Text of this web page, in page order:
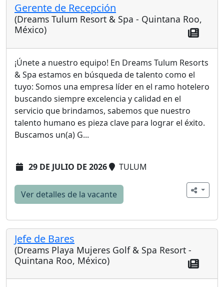
Gerente de Recepción
(Dreams Tulum Resort & Spa - Quintana Roo,
México)
¡Únete a nuestro equipo! En Dreams Tulum Resorts
& Spa estamos en búsqueda de talento como el
tuyo: Somos una empresa líder en el ramo hotelero
buscando siempre excelencia y calidad en el
servicio que brindamos, sabemos que nuestro
talento humano es pieza clave para lograr el éxito.
Buscamos un(a) G...
29 DE JULIO DE 2026 TULUM
Ver detalles de la vacante
Jefe de Bares
(Dreams Playa Mujeres Golf & Spa Resort -
Quintana Roo, México)